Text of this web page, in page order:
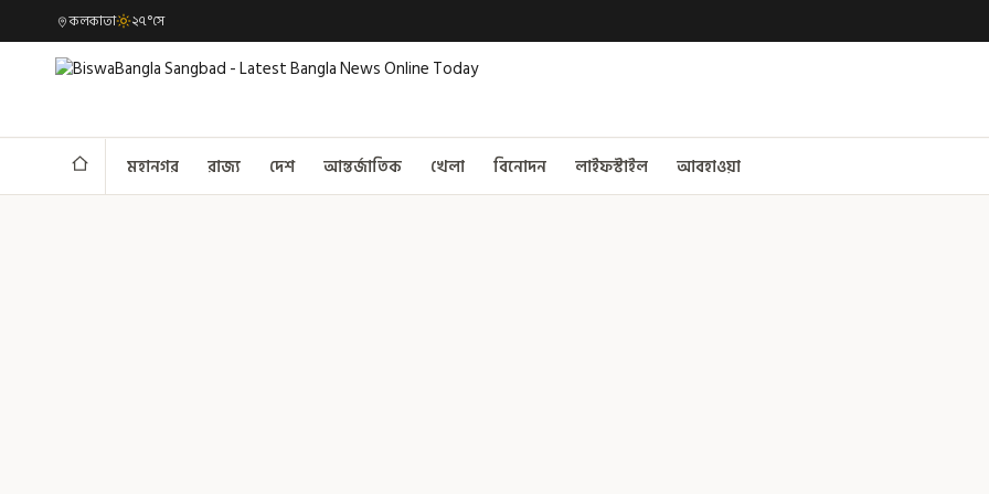
কলকাতা ২৭°সে
মহানগর রাজ্য দেশ আন্তর্জাতিক খেলা বিনোদন লাইফস্টাইল আবহাওয়া